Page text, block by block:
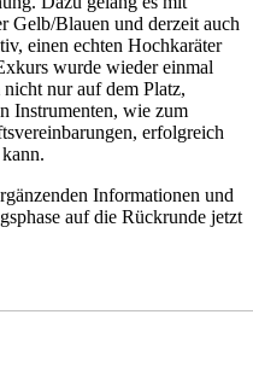
Gelb/Blauen und derzeit auch
einen echten Hochkaräter
wurde wieder einmal
nur auf dem Platz,
Instrumenten, wie zum
erfolgreich
Informationen und
auf die Rückrunde jetzt